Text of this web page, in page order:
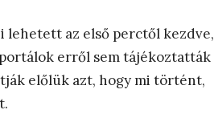
lehetett az első perctől kezdve,
erről sem tájékoztatták
előlük azt, hogy mi történt,